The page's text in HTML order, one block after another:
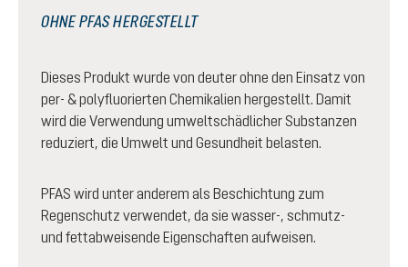
OHNE PFAS HERGESTELLT
Dieses Produkt wurde von deuter ohne den Einsatz von
per- & polyfluorierten Chemikalien hergestellt. Damit
wird die Verwendung umweltschädlicher Substanzen
reduziert, die Umwelt und Gesundheit belasten.
PFAS wird unter anderem als Beschichtung zum
Regenschutz verwendet, da sie wasser-, schmutz-
und fettabweisende Eigenschaften aufweisen.